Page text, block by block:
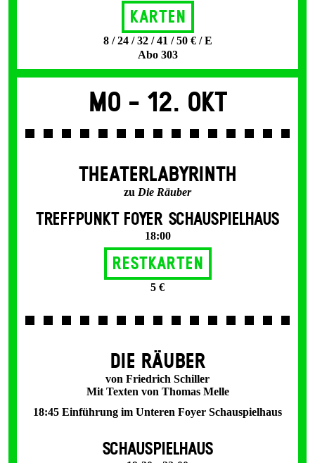
Karten
8 / 24 / 32 / 41 / 50 € / E
Abo 303
Mo - 12. Okt
THEATERLABYRINTH
zu Die Räuber
TREFFPUNKT FOYER SCHAUSPIELHAUS
18:00
Restkarten
5 €
DIE RÄUBER
von Friedrich Schiller
Mit Texten von Thomas Melle
18:45 Einführung im Unteren Foyer Schauspielhaus
SCHAUSPIELHAUS